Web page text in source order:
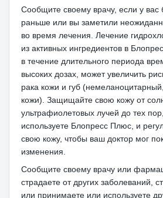
Сообщите своему врачу, если у вас
раньше или вы заметили
во время лечения. Лечение
из активных ингредиентов в
в течение длительного периода
высоких дозах, может увеличить
рака кожи и губ
кожи). Защищайте свою кожу от
ультрафиолетовых лучей до тех
используете Блопресс Плюс, и
свою кожу, чтобы ваш доктор мог
изменения.
Сообщите своему врачу или
страдаете от других заболеваний,
или принимаете или используете